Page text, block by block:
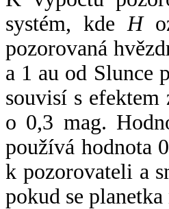
systém, kde H
pozorovaná
a 1 au od Slunce
souvisí s
o 0,3 mag.
používá hodnota
k pozorovateli a
pokud se